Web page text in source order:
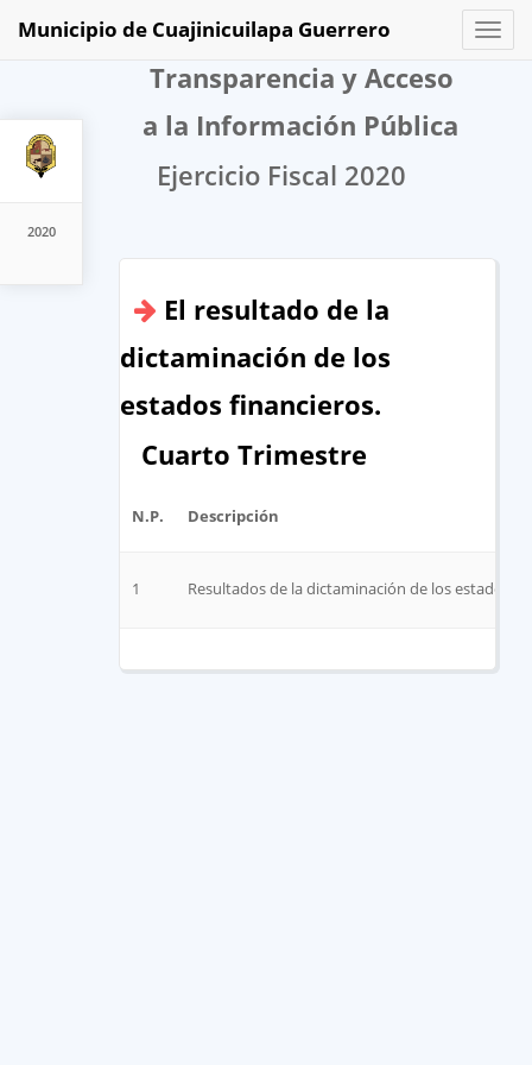
2020
Toggle
Municipio de Cuajinicuilapa Guerrero
Transparencia y Acceso
a la Información Pública
Ejercicio Fiscal 2020
El resultado de la
dictaminación de los
estados financieros.
Cuarto Trimestre
N.P. Descripción
1 Resultados de la dictaminación de los estados